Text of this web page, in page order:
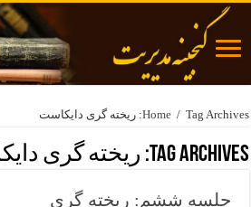
Home / Tag Archives: ریخته گری دایکاست
Tag Archives: ریخته گری
جلسه ششم: ریخته گری